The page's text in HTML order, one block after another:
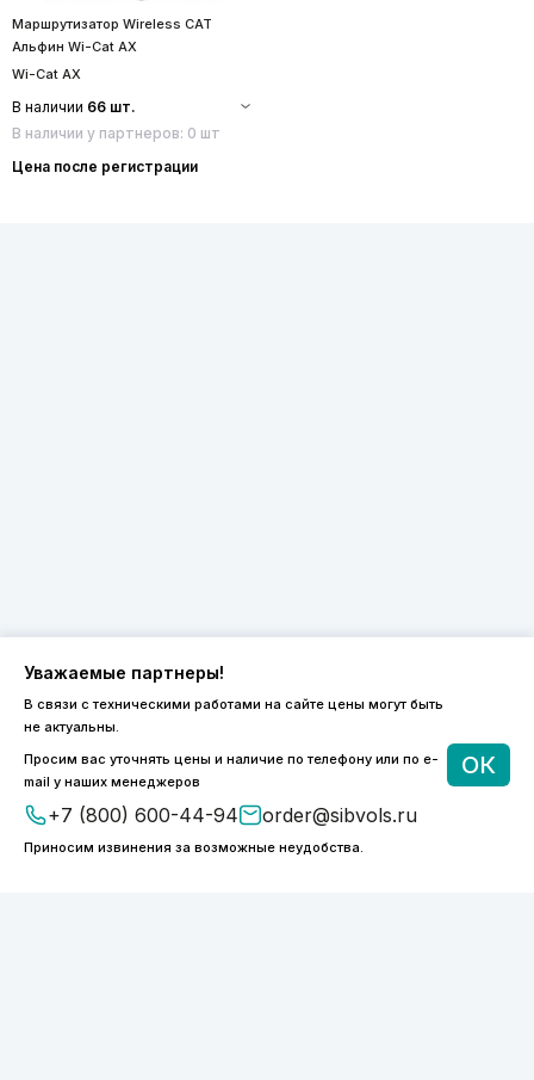
Маршрутизатор Wireless CAT
Альфин Wi-Cat AX
Wi-Cat AX
В наличии 66 шт.
В наличии у партнеров: 0 шт
Цена после регистрации
Уважаемые партнеры!
В связи с техническими работами на сайте цены могут быть
не актуальны.
Просим вас уточнять цены и наличие по телефону или по e-
mail у наших менеджеров
+7 (800) 600-44-94 order@sibvols.ru
Приносим извинения за возможные неудобства.
ОК
8 (800) 600-44-94
order@sibvols.ru
О компании
Каталог
Доставка и оплата
Контакты